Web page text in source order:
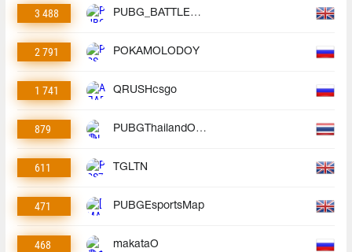
3 488 PUBG_BATTLEGROUNDS
2 791 POKAMOLODOY
1 741 QRUSHcsgo
879 PUBGThailandOfficial
611 TGLTN
471 PUBGEsportsMap
468 makataO